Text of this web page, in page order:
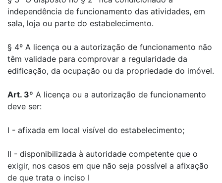
independência de funcionamento das atividades, em
sala, loja ou parte do estabelecimento.
§ 4º A licença ou a autorização de funcionamento não
têm validade para comprovar a regularidade da
edificação, da ocupação ou da propriedade do imóvel.
Art. 3º A licença ou a autorização de funcionamento
deve ser:
I - afixada em local visível do estabelecimento;
II - disponibilizada à autoridade competente que o
exigir, nos casos em que não seja possível a afixação
de que trata o inciso I